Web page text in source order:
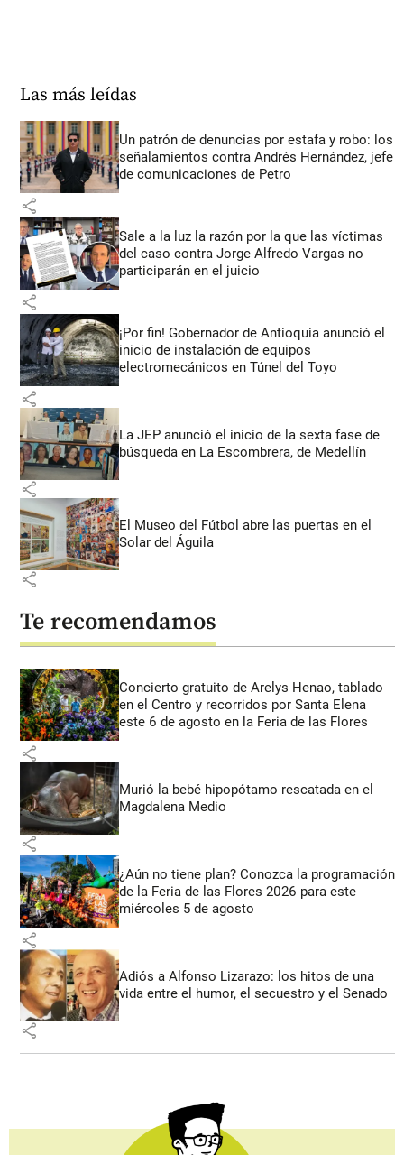
Las más leídas
Un patrón de denuncias por estafa y robo: los
señalamientos contra Andrés Hernández, jefe
de comunicaciones de Petro
share
Sale a la luz la razón por la que las víctimas
del caso contra Jorge Alfredo Vargas no
participarán en el juicio
share
¡Por fin! Gobernador de Antioquia anunció el
inicio de instalación de equipos
electromecánicos en Túnel del Toyo
share
La JEP anunció el inicio de la sexta fase de
búsqueda en La Escombrera, de Medellín
share
El Museo del Fútbol abre las puertas en el
Solar del Águila
share
Te recomendamos
Concierto gratuito de Arelys Henao, tablado
en el Centro y recorridos por Santa Elena
este 6 de agosto en la Feria de las Flores
share
Murió la bebé hipopótamo rescatada en el
Magdalena Medio
share
¿Aún no tiene plan? Conozca la programación
de la Feria de las Flores 2026 para este
miércoles 5 de agosto
share
Adiós a Alfonso Lizarazo: los hitos de una
vida entre el humor, el secuestro y el Senado
share